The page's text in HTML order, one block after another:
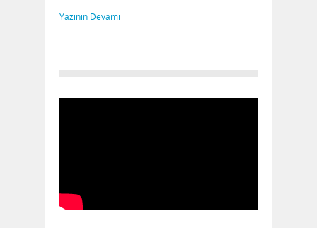
Yazının Devamı